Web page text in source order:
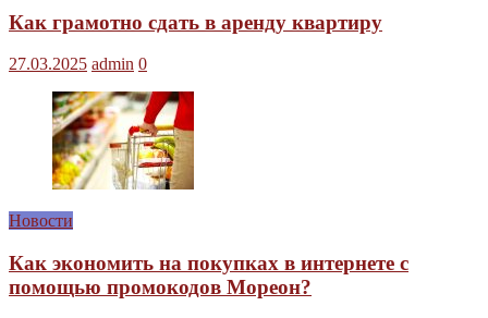
Как грамотно сдать в аренду квартиру
27.03.2025 admin 0
Новости
Как экономить на покупках в интернете с
помощью промокодов Мореон?